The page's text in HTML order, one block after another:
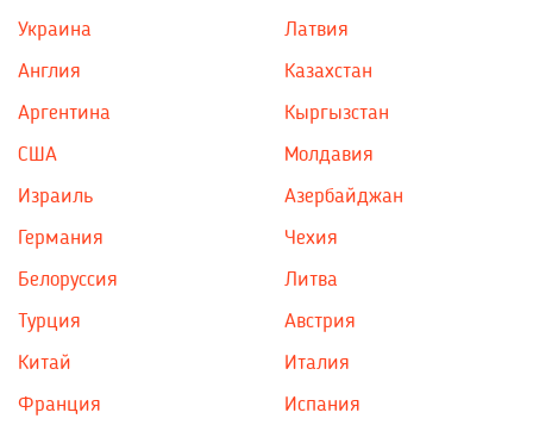
Украина
Англия
Аргентина
США
Израиль
Латвия
Казахстан
Кыргызстан
Молдавия
Азербайджан
Германия
Белоруссия
Турция
Китай
Франция
Чехия
Литва
Австрия
Италия
Испания